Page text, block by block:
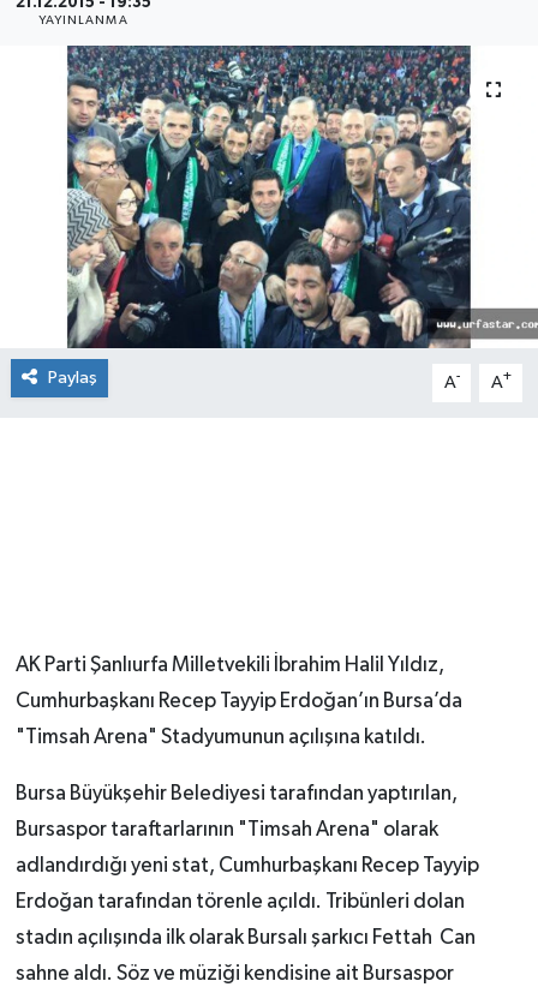
YAYINLANMA
Paylaş A- A+
AK Parti Şanlıurfa Milletvekili İbrahim Halil Yıldız,
Cumhurbaşkanı Recep Tayyip Erdoğan’ın Bursa’da
"Timsah Arena" Stadyumunun açılışına katıldı.
Bursa Büyükşehir Belediyesi tarafından yaptırılan,
Bursaspor taraftarlarının "Timsah Arena" olarak
adlandırdığı yeni stat, Cumhurbaşkanı Recep Tayyip
Erdoğan tarafından törenle açıldı. Tribünleri dolan
stadın açılışında ilk olarak Bursalı şarkıcı Fettah Can
sahne aldı. Söz ve müziği kendisine ait Bursaspor